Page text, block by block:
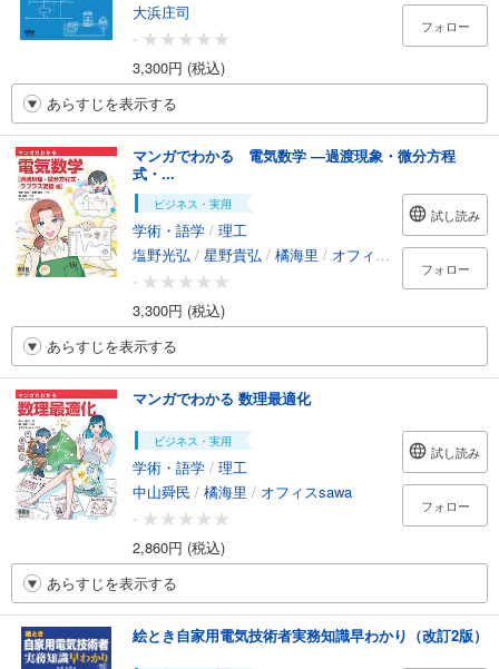
大浜庄司
-
3,300円 (税込)
フォロー
あらすじを表示する
マンガでわかる 電気数学 ―過渡現象・微分方程
式・...
ビジネス・実用
学術・語学 / 理工
塩野光弘 / 星野貴弘 / 橘海里 / オフィスsawa
-
3,300円 (税込)
試し読み
フォロー
あらすじを表示する
マンガでわかる 数理最適化
ビジネス・実用
学術・語学 / 理工
中山舜民 / 橘海里 / オフィスsawa
-
2,860円 (税込)
試し読み
フォロー
あらすじを表示する
絵とき自家用電気技術者実務知識早わかり（改訂2版）